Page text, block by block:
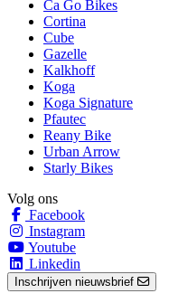
Ca Go Bikes
Cortina
Cube
Gazelle
Kalkhoff
Koga
Koga Signature
Pfautec
Reany Bike
Urban Arrow
Starly Bikes
Volg ons
Facebook
Instagram
Youtube
Linkedin
Inschrijven nieuwsbrief